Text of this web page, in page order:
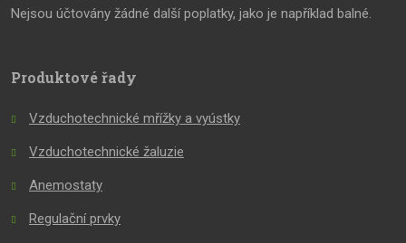
Nejsou účtovány žádné další poplatky, jako je například balné.
Produktové řady
Vzduchotechnické mřížky a vyústky
Vzduchotechnické žaluzie
Anemostaty
Regulační prvky